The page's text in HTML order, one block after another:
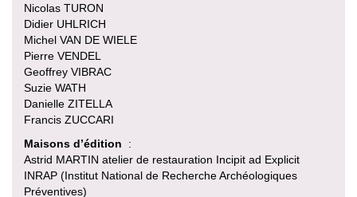
Nicolas TURON
Didier UHLRICH
Michel VAN DE WIELE
Pierre VENDEL
Geoffrey VIBRAC
Suzie WATH
Danielle ZITELLA
Francis ZUCCARI
Maisons d’édition
:
Astrid MARTIN atelier de restauration Incipit ad Explicit
INRAP (Institut National de Recherche Archéologiques
Préventives)